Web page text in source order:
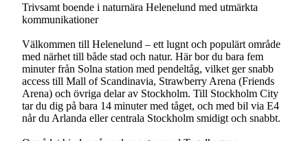
Trivsamt boende i naturnära Helenelund med utmärkta
kommunikationer
Välkommen till Helenelund – ett lugnt och populärt område
med närhet till både stad och natur. Här bor du bara fem
minuter från Solna station med pendeltåg, vilket ger snabb
access till Mall of Scandinavia, Strawberry Arena (Friends
Arena) och övriga delar av Stockholm. Till Stockholm City
tar du dig på bara 14 minuter med tåget, och med bil via E4
når du Arlanda eller centrala Stockholm smidigt och snabbt.